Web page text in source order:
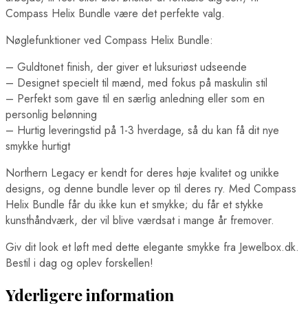
Compass Helix Bundle være det perfekte valg.
Nøglefunktioner ved Compass Helix Bundle:
– Guldtonet finish, der giver et luksuriøst udseende
– Designet specielt til mænd, med fokus på maskulin stil
– Perfekt som gave til en særlig anledning eller som en
personlig belønning
– Hurtig leveringstid på 1-3 hverdage, så du kan få dit nye
smykke hurtigt
Northern Legacy er kendt for deres høje kvalitet og unikke
designs, og denne bundle lever op til deres ry. Med Compass
Helix Bundle får du ikke kun et smykke; du får et stykke
kunsthåndværk, der vil blive værdsat i mange år fremover.
Giv dit look et løft med dette elegante smykke fra Jewelbox.dk.
Bestil i dag og oplev forskellen!
Yderligere information